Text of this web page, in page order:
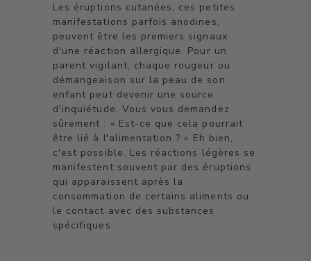
Les éruptions cutanées, ces petites
manifestations parfois anodines,
peuvent être les premiers signaux
d'une réaction allergique. Pour un
parent vigilant, chaque rougeur ou
démangeaison sur la peau de son
enfant peut devenir une source
d'inquiétude. Vous vous demandez
sûrement : « Est-ce que cela pourrait
être lié à l'alimentation ? » Eh bien,
c'est possible. Les réactions légères se
manifestent souvent par des éruptions
qui apparaissent après la
consommation de certains aliments ou
le contact avec des substances
spécifiques.